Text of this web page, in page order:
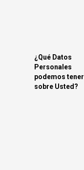
¿Qué Datos
Personales
podemos tener
sobre Usted?